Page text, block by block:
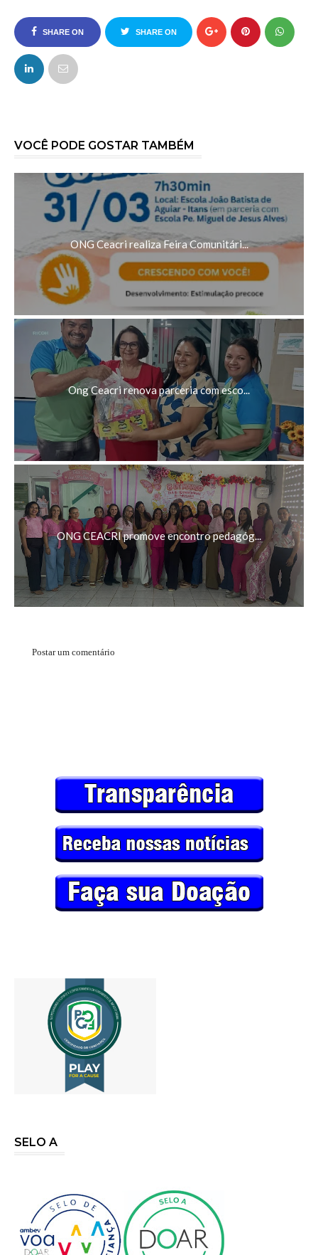
SHARE ON
FACEBOOK
SHARE ON
VOCÊ PODE GOSTAR TAMBÉM
ONG Ceacri realiza Feira Comunitári...
Ong Ceacri renova parceria com esco...
ONG CEACRI promove encontro pedagóg...
Postar um comentário
SELO A